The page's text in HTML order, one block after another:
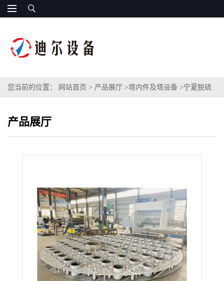
您当前的位置： 网站首页 > 产品展厅 >塔内件及塔设备 >宁夏脱硫
产品展厅